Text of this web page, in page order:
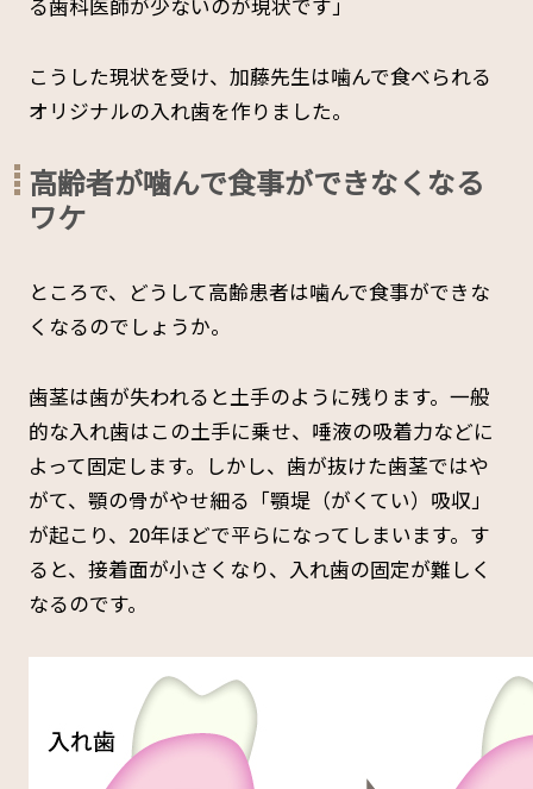
る歯科医師が少ないのが現状です」
こうした現状を受け、加藤先生は噛んで食べられる
オリジナルの入れ歯を作りました。
高齢者が噛んで食事ができなくなる
ワケ
ところで、どうして高齢患者は噛んで食事ができな
くなるのでしょうか。
歯茎は歯が失われると土手のように残ります。一般
的な入れ歯はこの土手に乗せ、唾液の吸着力などに
よって固定します。しかし、歯が抜けた歯茎ではや
がて、顎の骨がやせ細る「顎堤（がくてい）吸収」
が起こり、20年ほどで平らになってしまいます。す
ると、接着面が小さくなり、入れ歯の固定が難しく
なるのです。